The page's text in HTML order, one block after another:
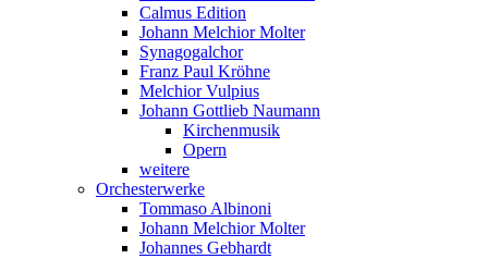
Calmus Edition
Johann Melchior Molter
Synagogalchor
Franz Paul Kröhne
Melchior Vulpius
Johann Gottlieb Naumann
Kirchenmusik
Opern
weitere
Orchesterwerke
Tommaso Albinoni
Johann Melchior Molter
Johannes Gebhardt